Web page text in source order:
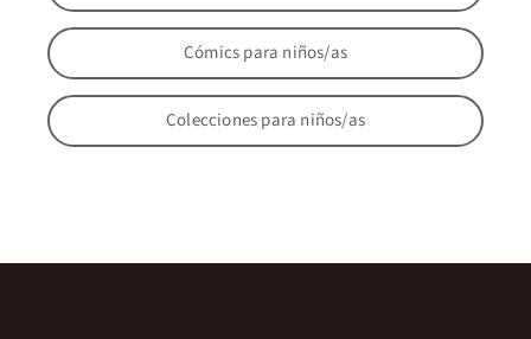
Cómics para niños/as
Colecciones para niños/as